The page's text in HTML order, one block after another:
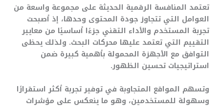
تعتمد المنافسة الرقمية الحديثة على مجموعة واسعة من
العوامل التي تتجاوز جودة المحتوى وحدها، إذ أصبحت
تجربة المستخدم والأداء التقني جزءًا أساسيًا من معايير
التقييم التي تعتمد عليها محركات البحث. ولذلك يحظى
التوافق مع الأجهزة المحمولة بأهمية كبيرة ضمن
استراتيجيات تحسين الظهور.
وتسهم المواقع المتجاوبة في توفير تجربة أكثر استقرارًا
وسهولة للمستخدمين، وهو ما ينعكس على مؤشرات